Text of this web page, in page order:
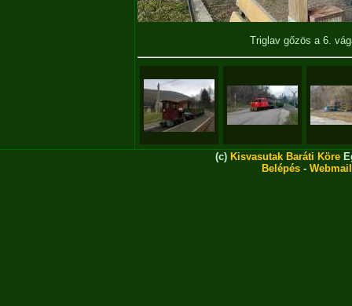
Triglav gőzös a 6.
(c) Kisvasutak Baráti Köre
Belépés - Webmail